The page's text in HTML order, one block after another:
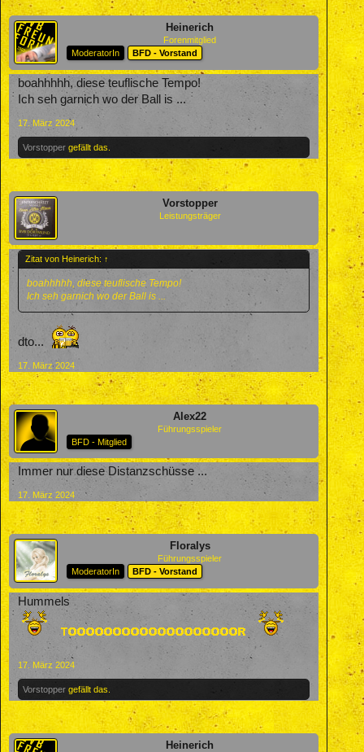
Heinerich
Forenmitglied
ModeratorIn
BFD - Vorstand
boahhhhh, diese teuflische Tempo!
Ich seh garnich wo der Ball is ...
17. März 2024
Vorstopper gefällt das.
Vorstopper
Leistungsträger
Zitat von Heinerich: ↑
boahhhhh, diese teuflische Tempo!
Ich seh garnich wo der Ball is ...
dto...
17. März 2024
Alex22
Führungsspieler
BFD - Mitglied
Immer nur diese Distanzschüsse ...
17. März 2024
Floralys
Führungsspieler
ModeratorIn
BFD - Vorstand
Hummels
17. März 2024
Vorstopper gefällt das.
Heinerich